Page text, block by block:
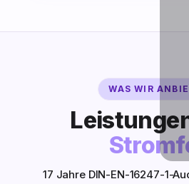
WAS WIR
17 Jahre DIN-EN-16247-1-